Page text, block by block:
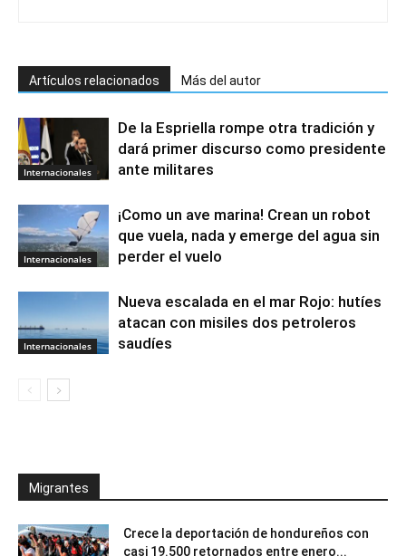
Artículos relacionados Más del autor
Internacionales
De la Espriella rompe otra tradición y
dará primer discurso como presidente
ante militares
Internacionales
¡Como un ave marina! Crean un robot
que vuela, nada y emerge del agua sin
perder el vuelo
Internacionales
Nueva escalada en el mar Rojo: hutíes
atacan con misiles dos petroleros
saudíes
Migrantes
Crece la deportación de hondureños con
casi 19.500 retornados entre enero...